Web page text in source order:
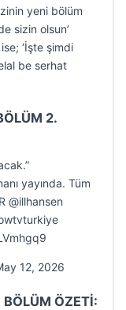
yeni bölüm
sizin olsun’
‘İşte şimdi
be serhat
2.
yayında. Tüm
@illhansen
12, 2026
BÖLÜM ÖZETİ: